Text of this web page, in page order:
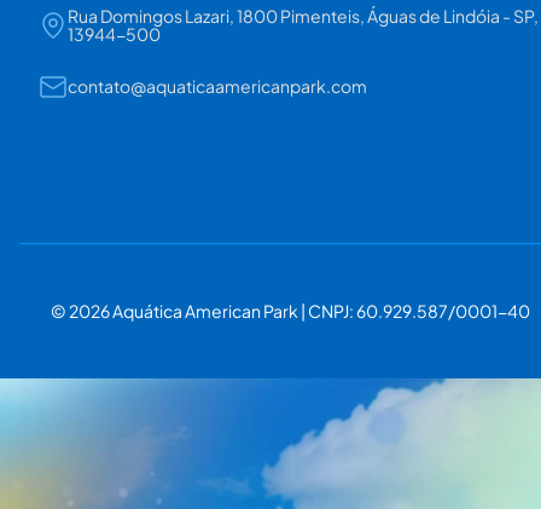
Rua Domingos Lazari, 1800 Pimenteis, Águas de Lindóia - SP,
13944-500
contato@aquaticaamericanpark.com
© 2026 Aquática American Park | CNPJ: 60.929.587/0001-40